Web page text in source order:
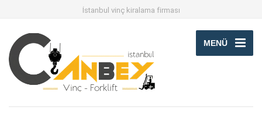
İstanbul vinç kiralama firması
MENÜ